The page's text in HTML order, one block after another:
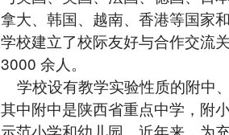
拿大、韩国、越南、香港等国家
学校建立了校际友好与合作交流
3000 余人。
学校设有教学实验性质的附中
其中附中是陕西省重点中学，附
示范小学和幼儿园。近年来，为